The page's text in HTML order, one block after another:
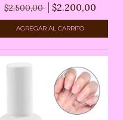
$2.500,00
$2.200,00